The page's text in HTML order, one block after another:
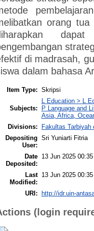
orang
di madrasah,
dalam bahasa
Item Type: Skripsi
Subjects:
L Education > L
P Language and
Asia, Africa,
Divisions:
Fakultas Tarbiyah
Depositing
User:
Sri Yuniarti Fitria
Date
Deposited:
13 Jun 2025 00:35
Last
Modified:
13 Jun 2025 00:35
URI: http://idr.uin-
(login